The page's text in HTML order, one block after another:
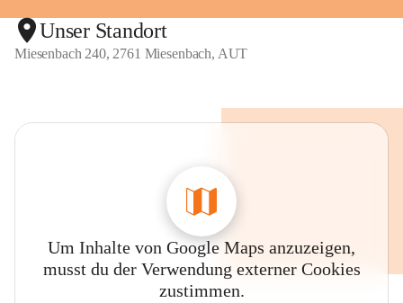
Unser Standort
Miesenbach 240, 2761 Miesenbach, AUT
Um Inhalte von Google Maps anzuzeigen,
musst du der Verwendung externer Cookies
zustimmen.